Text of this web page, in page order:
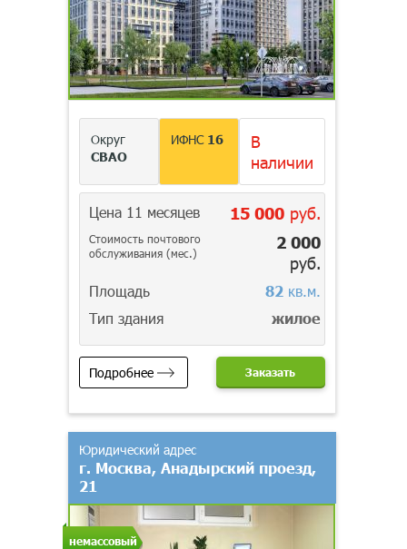
Округ
СВАО
ИФНС 16
В
наличии
Цена 11 месяцев 15 000руб.
Стоимость почтового
обслуживания (мес.)
2 000
руб.
Площадь 82кв.м.
Тип здания
жилое
Подробнее Заказать
немассовый
Юридический адрес
г. Москва, Анадырский проезд,
21